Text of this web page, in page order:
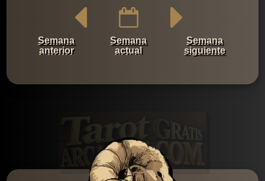
Semana
anterior
Semana
actual
Semana
siguiente